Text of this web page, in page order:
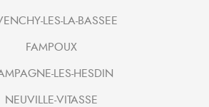
LES-LA-BASSEE
FAMPOUX
LES-HESDIN
NEUVILLE-VITASSE